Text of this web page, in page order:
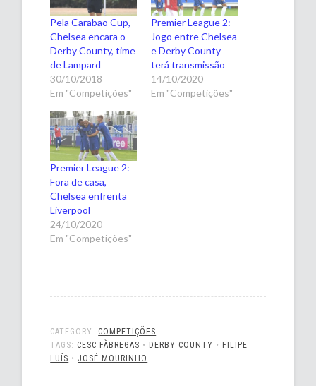
Pela Carabao Cup,
Chelsea encara o
Derby County, time
de Lampard
30/10/2018
Em "Competições"
Premier League 2:
Jogo entre Chelsea
e Derby County
terá transmissão
14/10/2020
Em "Competições"
Premier League 2:
Fora de casa,
Chelsea enfrenta
Liverpool
24/10/2020
Em "Competições"
CATEGORY: COMPETIÇÕES
TAGS: CESC FÀBREGAS • DERBY COUNTY • FILIPE
LUÍS •JOSÉ MOURINHO